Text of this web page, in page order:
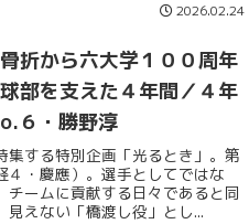
2026.02.24
折から六大学１００周年
部を支えた４年間／４年
６・勝野淳
集する特別企画「光るとき」。第
４・慶應）。選手としてではな
ームに貢献する日々であると同
えない「橋渡し役」とし...